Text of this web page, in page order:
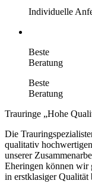
Individuelle
Beste
Beratung
Beste
Beratung
Trauringe
Hohe
Die
qualitativ
unserer
Eheringen können wir
in erstklasiger Qualität